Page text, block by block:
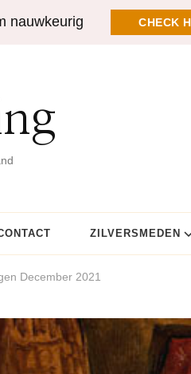
nauwkeurig CHECK
ZILVERSMEDEN
December 2021